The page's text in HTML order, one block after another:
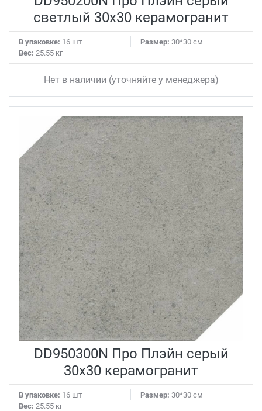
светлый 30x30 керамогранит
В упаковке: 16 шт Размер: 30*30 см
Вес: 25.55 кг
Нет в наличии (уточняйте у менеджера)
DD950300N Про Плэйн серый
30x30 керамогранит
В упаковке: 16 шт Размер: 30*30 см
Вес: 25.55 кг